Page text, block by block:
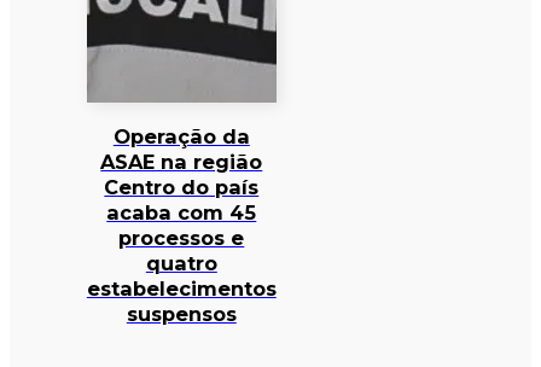
Operação da
ASAE na região
Centro do país
acaba com 45
processos e
quatro
estabelecimentos
suspensos